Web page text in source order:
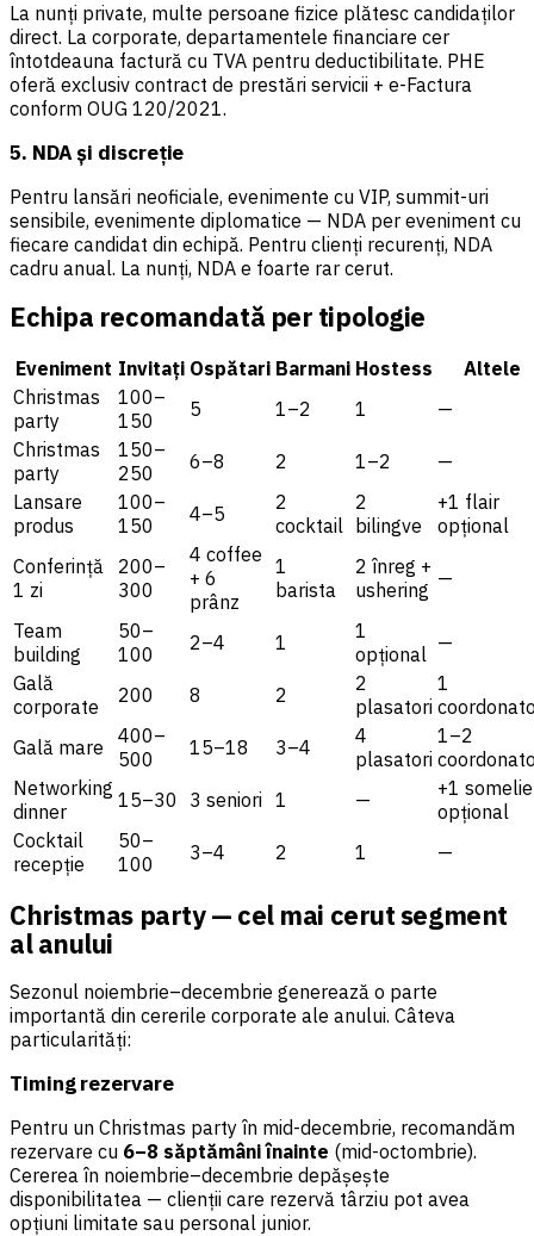
La nunți private, multe persoane fizice plătesc candidaților
direct. La corporate, departamentele financiare cer
întotdeauna factură cu TVA pentru deductibilitate. PHE
oferă exclusiv contract de prestări servicii + e-Factura
conform OUG 120/2021.
5. NDA și discreție
Pentru lansări neoficiale, evenimente cu VIP, summit-uri
sensibile, evenimente diplomatice — NDA per eveniment cu
fiecare candidat din echipă. Pentru clienți recurenți, NDA
cadru anual. La nunți, NDA e foarte rar cerut.
Echipa recomandată per tipologie
Eveniment Invitați Ospătari Barmani Hostess
Altele
Christmas
party
100–
150
5 1–2 1
—
Christmas
party
150–
250
6–8 2 1–2
—
Lansare
produs
100–
150
4–5
2
cocktail
2
bilingve
+1 flair
opțional
Conferință
1 zi
200–
300
4 coffee
+ 6
prânz
1
barista
2 înreg +
ushering —
Team
building
50–
100
2–4 1
1
opțional —
Gală
corporate
200 8 2
2
plasatori
1
Gală mare
400–
500
15–18 3–4
4
plasatori
1–2
Networking
dinner
15–30 3 seniori 1 —
+1
opțional
Cocktail
recepție
50–
100
3–4 2 1 —
Christmas party — cel mai cerut segment
al anului
Sezonul noiembrie–decembrie generează o parte
importantă din cererile corporate ale anului. Câteva
particularități:
Timing rezervare
Pentru un Christmas party în mid-decembrie, recomandăm
rezervare cu 6–8 săptămâni înainte (mid-octombrie).
Cererea în noiembrie–decembrie depășește
disponibilitatea — clienții care rezervă târziu pot avea
opțiuni limitate sau personal junior.